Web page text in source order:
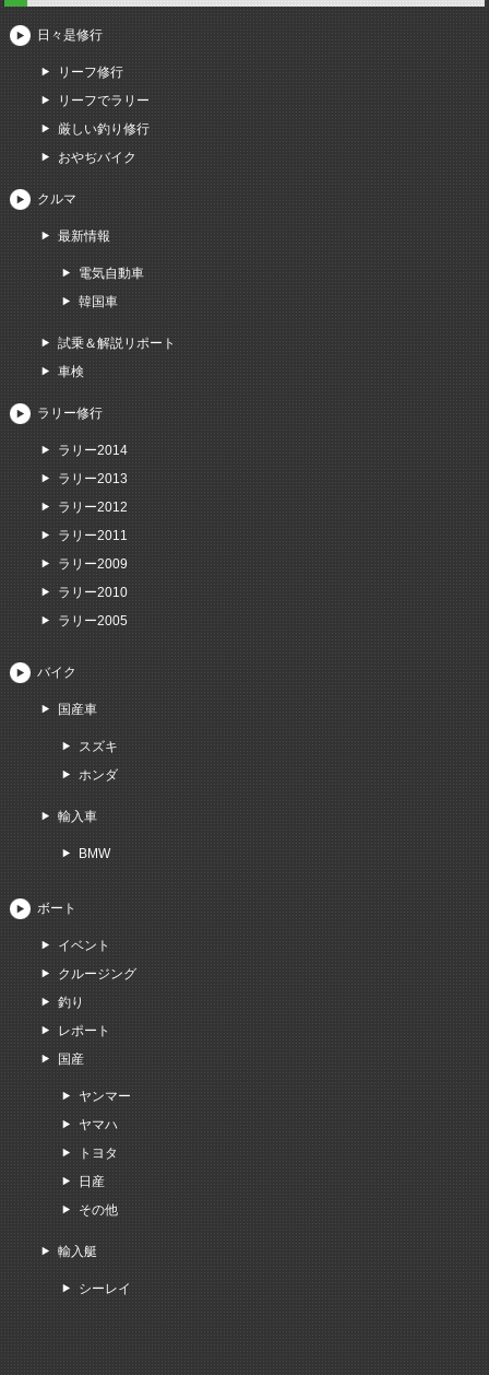
日々是修行
リーフ修行
リーフでラリー
厳しい釣り修行
おやぢバイク
クルマ
最新情報
電気自動車
韓国車
試乗＆解説リポート
車検
ラリー修行
ラリー2014
ラリー2013
ラリー2012
ラリー2011
ラリー2009
ラリー2010
ラリー2005
バイク
国産車
スズキ
ホンダ
輸入車
BMW
ボート
イベント
クルージング
釣り
レポート
国産
ヤンマー
ヤマハ
トヨタ
日産
その他
輸入艇
シーレイ